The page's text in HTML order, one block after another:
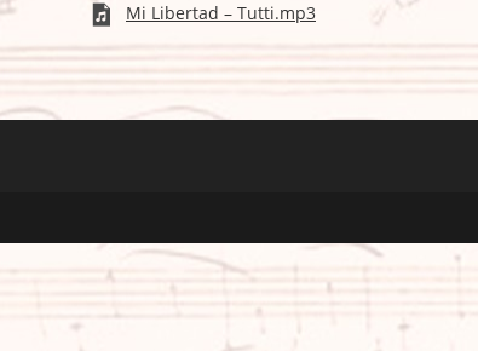
Mi Libertad – Tutti.mp3